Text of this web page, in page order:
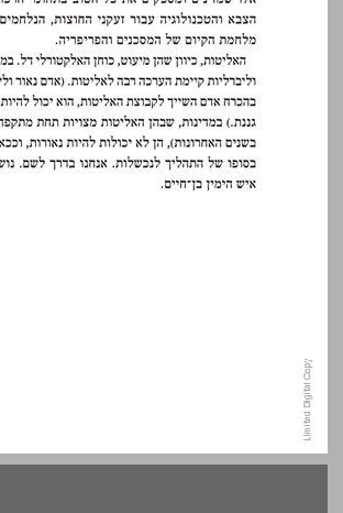
פרק א - ראשיתה של תקומה ... 15